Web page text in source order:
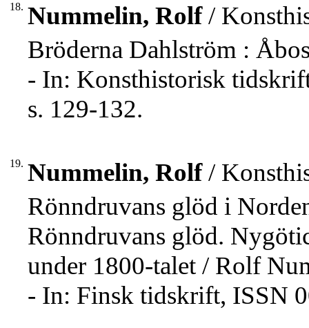
18. Nummelin, Rolf/
Bröderna Dahlström :
- In: Konsthistorisk
s. 129-132.
19. Nummelin, Rolf/
Rönndruvans glöd i
Rönndruvans glöd.
under 1800-talet / Rolf
- In: Finsk tidskrift, ISSN